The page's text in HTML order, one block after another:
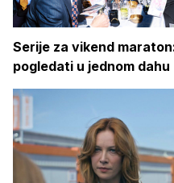
Serije za vikend
pogledati u jednom dahu